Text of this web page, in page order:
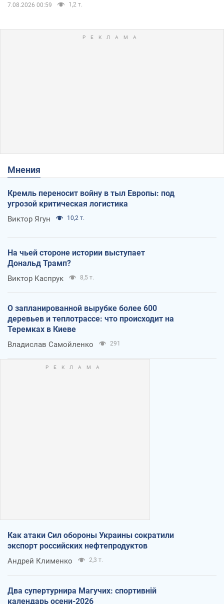
7.08.2026 00:59 1,2 т.
Мнения
Кремль переносит войну в тыл Европы: под
угрозой критическая логистика
Виктор Ягун 10,2 т.
На чьей стороне истории выступает
Дональд Трамп?
Виктор Каспрук 8,5 т.
О запланированной вырубке более 600
деревьев и теплотрассе: что происходит на
Теремках в Киеве
Владислав Самойленко 291
Как атаки Сил обороны Украины сократили
экспорт российских нефтепродуктов
Андрей Клименко 2,3 т.
Два супертурнира Магучих: спортивній
календарь осени-2026